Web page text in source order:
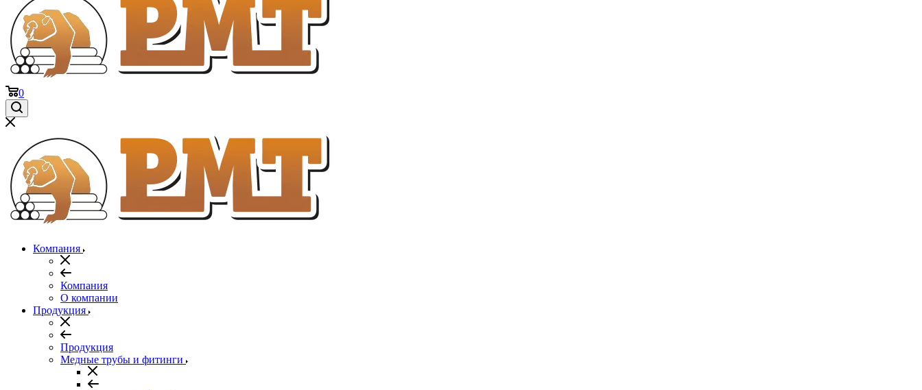
0
Компания
Компания
О компании
Продукция
Продукция
Медные трубы и фитинги